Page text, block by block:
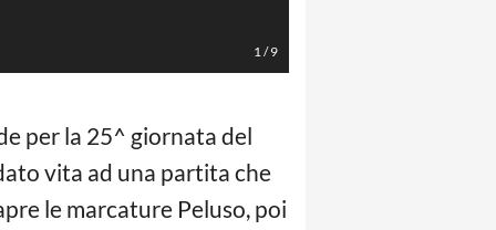
1/9
per la 25^ giornata del
vita ad una partita che
le marcature Peluso, poi